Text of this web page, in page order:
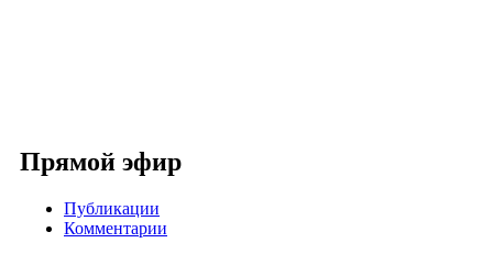
Прямой эфир
Публикации
Комментарии